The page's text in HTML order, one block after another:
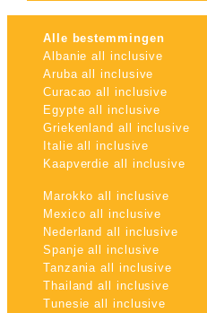
Alle bestemmingen
Albanie all inclusive
Aruba all inclusive
Curacao all inclusive
Egypte all inclusive
Griekenland all inclusive
Italie all inclusive
Kaapverdie all inclusive
Marokko all inclusive
Mexico all inclusive
Nederland all inclusive
Spanje all inclusive
Tanzania all inclusive
Thailand all inclusive
Tunesie all inclusive